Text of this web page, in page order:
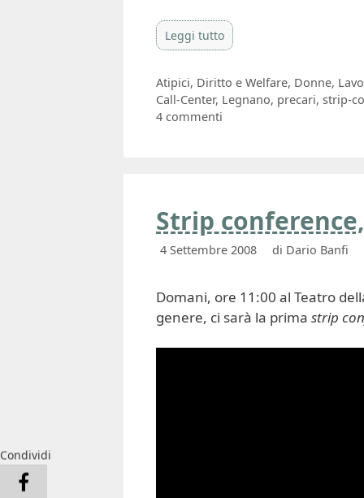
Leggi tutto
Categorie
Atipici, Diritto e Welfare, Donne,
Tag
Call-Center, Legnano, precari, strip-
4 commenti
Strip
4 Settembre 2008 di Dario Banfi
Domani, ore 11:00 al Teatro
genere, ci sarà la prima strip
Condividi